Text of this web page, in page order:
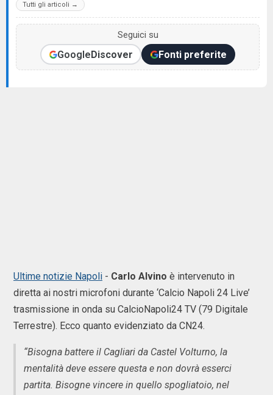
Tutti gli articoli →
Seguici su
GoogleDiscover Fonti preferite
Ultime notizie Napoli - Carlo Alvino è intervenuto in
diretta ai nostri microfoni durante ‘Calcio Napoli 24 Live’
trasmissione in onda su CalcioNapoli24 TV (79 Digitale
Terrestre). Ecco quanto evidenziato da CN24.
“Bisogna battere il Cagliari da Castel Volturno, la
mentalità deve essere questa e non dovrà esserci
partita. Bisogne vincere in quello spogliatoio, nel